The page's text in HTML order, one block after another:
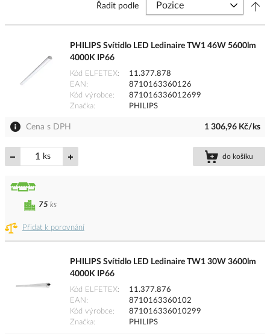
Řadit podle
PHILIPS Svítidlo LED Ledinaire TW1 46W 5600lm
4000K IP66
Kód ELFETEX
11.377.878
EAN
8710163360126
Kód výrobce
871016336012699
Značka
PHILIPS
Cena s DPH 1 306,96 Kč/ks
ks do košíku
Přidat k porovnání
75 ks
PHILIPS Svítidlo LED Ledinaire TW1 30W 3600lm
4000K IP66
Kód ELFETEX
11.377.876
EAN
8710163360102
Kód výrobce
871016336010299
Značka
PHILIPS